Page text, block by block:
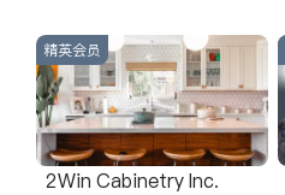
精英会员
2Win Cabinetry Inc.